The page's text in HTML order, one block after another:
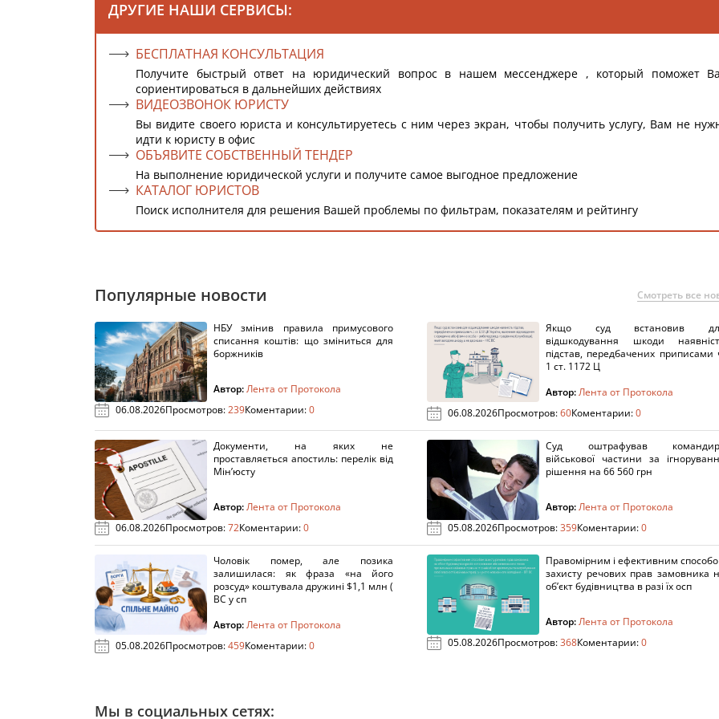
ДРУГИЕ НАШИ СЕРВИСЫ:
БЕСПЛАТНАЯ КОНСУЛЬТАЦИЯ
Получите быстрый ответ на юридический вопрос в нашем мессенджере , который поможет
сориентироваться в дальнейших действиях
ВИДЕОЗВОНОК ЮРИСТУ
Вы видите своего юриста и консультируетесь с ним через экран, чтобы получить услугу, Вам не
идти к юристу в офис
ОБЪЯВИТЕ СОБСТВЕННЫЙ ТЕНДЕР
На выполнение юридической услуги и получите самое выгодное предложение
КАТАЛОГ ЮРИСТОВ
Поиск исполнителя для решения Вашей проблемы по фильтрам, показателям и рейтингу
Популярные новости Смотреть все
НБУ змінив правила примусового
списання коштів: що зміниться для
боржників
Автор:Лента от Протокола
06.08.2026Просмотров:239Коментарии:0
Якщо суд встановив
відшкодування шкоди
підстав, передбачених приписами
1 ст. 1172 Ц
Автор:Лента от Протокола
06.08.2026Просмотров:60Коментарии:0
Документи, на яких не
проставляється апостиль: перелік від
Мін’юсту
Автор:Лента от Протокола
06.08.2026Просмотров:72Коментарии:0
Суд оштрафував
військової частини за
рішення на 66 560 грн
Автор:Лента от Протокола
05.08.2026Просмотров:359Коментарии:0
Чоловік помер, але позика
залишилася: як фраза «на його
розсуд» коштувала дружині $1,1 млн (
ВС у сп
Автор:Лента от Протокола
05.08.2026Просмотров:459Коментарии:0
Правомірним і ефективним
захисту речових прав замовника
об’єкт будівництва в разі їх осп
Автор:Лента от Протокола
05.08.2026Просмотров:368Коментарии:0
Мы в социальных сетях: